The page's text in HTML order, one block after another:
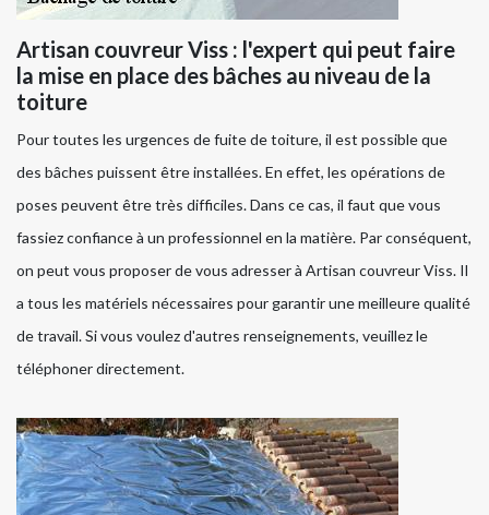
Artisan couvreur Viss : l'expert qui peut faire
la mise en place des bâches au niveau de la
toiture
Pour toutes les urgences de fuite de toiture, il est possible que
des bâches puissent être installées. En effet, les opérations de
poses peuvent être très difficiles. Dans ce cas, il faut que vous
fassiez confiance à un professionnel en la matière. Par conséquent,
on peut vous proposer de vous adresser à Artisan couvreur Viss. Il
a tous les matériels nécessaires pour garantir une meilleure qualité
de travail. Si vous voulez d'autres renseignements, veuillez le
téléphoner directement.